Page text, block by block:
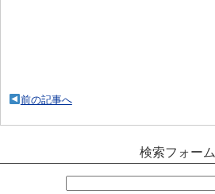
前の記事へ
検索フォーム